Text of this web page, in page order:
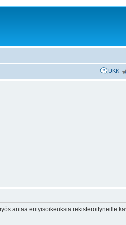
UKK
antaa erityisoikeuksia rekisteröityneille